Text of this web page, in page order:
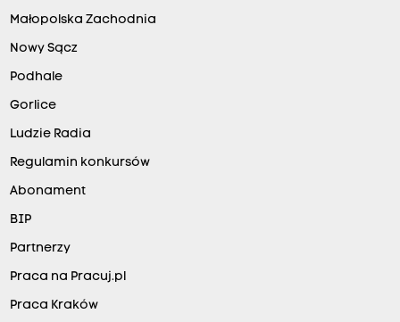
Małopolska Zachodnia
Nowy Sącz
Podhale
Gorlice
Ludzie Radia
Regulamin konkursów
Abonament
BIP
Partnerzy
Praca na Pracuj.pl
Praca Kraków